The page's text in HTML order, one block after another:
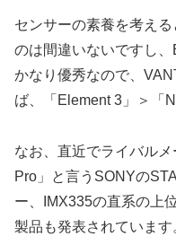
センサーの素養を考え
のは間違いないですし
かなり優秀なので、
ば、「Element 3」＞「
なお、直近でライバル
Pro」と言うSONYの
ー、IMX335の直系の上
製品も発表されています